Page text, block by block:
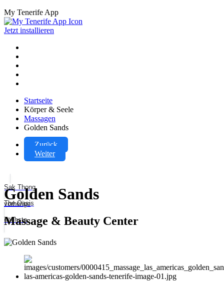
My Tenerife App
Jetzt installieren
Startseite
Körper & Seele
Massagen
Golden Sands
Zurück
Weiter
Sak Thong
vorherige
The Oasis
nächste
Golden Sands
Massage & Beauty Center